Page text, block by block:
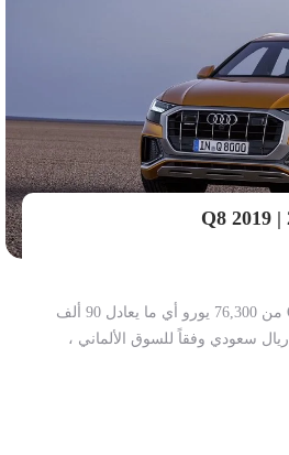
سيبدأ سعر اودي Q8 2019 من 76,300 يورو أي ما يعادل 90 ألف
دولار أمريكي أو 337,500 ريال سعودي وفقاً للسوق الألماني ،